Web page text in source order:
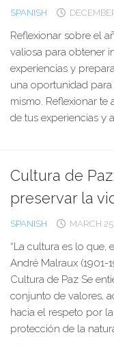
SPANISH
Reflexionar sobre el
valiosa para obtener
experiencias y
una oportunidad
mismo. Reflexionar
de tus experiencias y
Cultura de
preservar la
SPANISH MARCH
“La cultura es lo que,
André Malraux (1901-
Cultura de Paz Se
conjunto de valores,
hacia el respeto por
protección de la